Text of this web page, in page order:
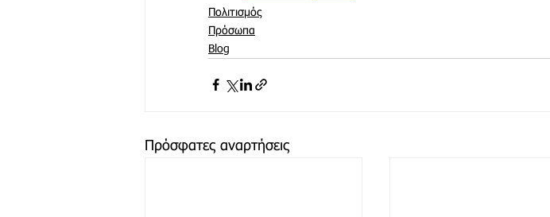
Πολιτισμός
Πρόσωπα
Blog
Πρόσφατες αναρτήσεις